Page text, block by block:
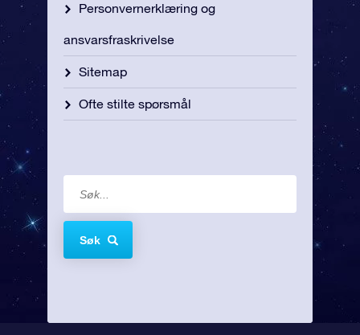
Personvernerklæring og
ansvarsfraskrivelse
Sitemap
Ofte stilte spørsmål
Søk